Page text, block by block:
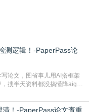
测逻辑！-PaperPass论
论文，图省事儿用AI搭框架
搜半天资料都没搞懂降aigc
测是啥，对相关要求摸不
普及诞生的新需求，核心是为
！-PaperPass论文查重